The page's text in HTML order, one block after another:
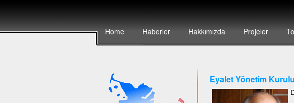
Home Haberler Hakkımızda Projeler
Eyalet Yönetim